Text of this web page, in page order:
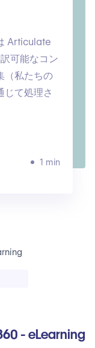
Articulate
可能なコン
（私たちの
じて処理さ
1 min
- eLearning